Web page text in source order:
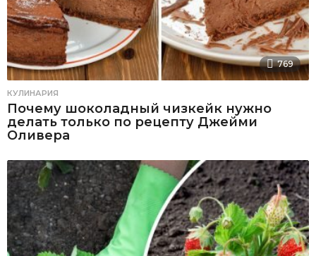
769
КУЛИНАРИЯ
Почему шоколадный чизкейк нужно
делать только по рецепту Джейми
Оливера